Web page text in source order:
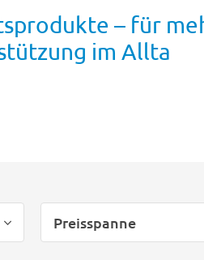
– für
im Allta
Preisspanne